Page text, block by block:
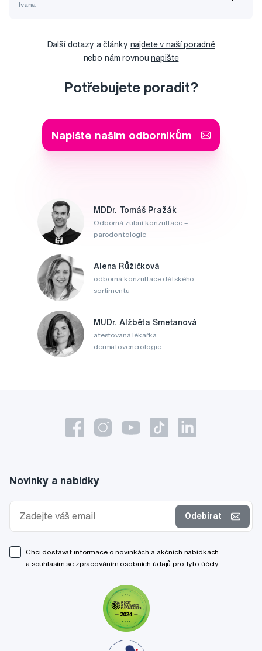
Ivana
Další dotazy a články najdete v naší poradně
nebo nám rovnounapište
Potřebujete poradit?
Napište našim odborníkům
MDDr. Tomáš Pražák
Odborná zubní konzultace –
parodontologie
Alena Růžičková
odborná konzultace dětského
sortimentu
MUDr. Alžběta Smetanová
atestovaná lékařka
dermatovenerologie
Novinky a nabídky
Odebírat
Chci dostávat informace o novinkách a akčních nabídkách
a souhlasím se zpracováním osobních údajů pro tyto účely.